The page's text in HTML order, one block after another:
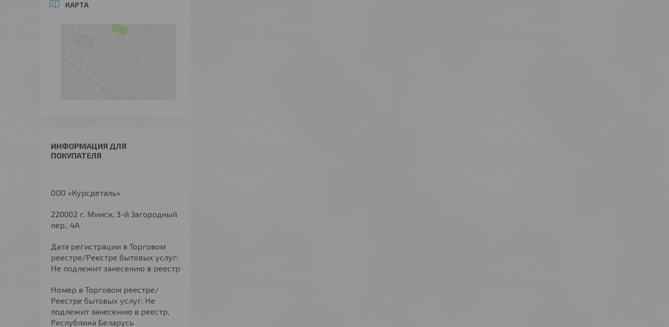
КАРТА
ИНФОРМАЦИЯ ДЛЯ
ПОКУПАТЕЛЯ
ООО «Курсдеталь»
220002 г. Минск, 3-й Загородный
пер., 4А
Дата регистрации в Торговом
реестре/Реестре бытовых услуг:
Не подлежит занесению в реестр
Номер в Торговом реестре/
Реестре бытовых услуг: Не
подлежит занесению в реестр,
Республика Беларусь